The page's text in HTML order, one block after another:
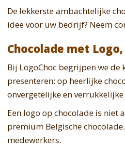
De lekkerste ambachtelijke
idee voor uw bedrijf? Neem
Chocolade met
Bij LogoChoc begrijpen we
presenteren: op heerlijke
onvergetelijke en
Een logo op chocolade is niet
premium Belgische
medewerkers.